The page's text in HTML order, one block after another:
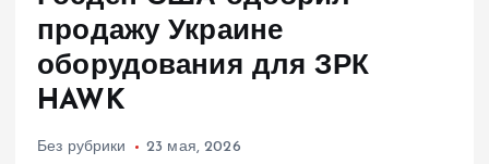
продажу Украине
оборудования для ЗРК
HAWK
Без рубрики 23 мая, 2026